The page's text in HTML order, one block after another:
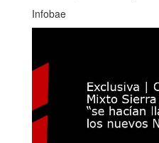
Infobae